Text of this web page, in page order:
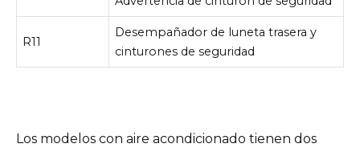
R11
Desempañador de luneta trasera y
cinturones de seguridad
Los modelos con aire acondicionado tienen dos